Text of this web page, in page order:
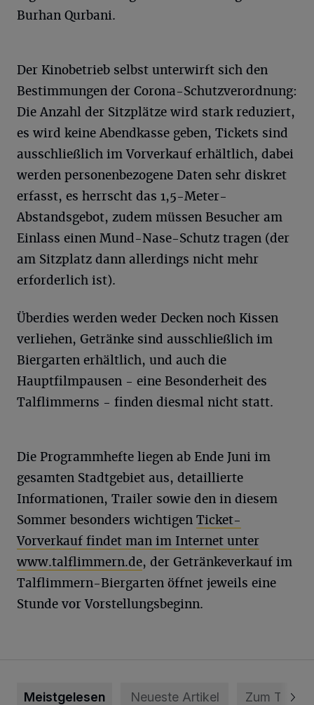
Burhan Qurbani.
Der Kinobetrieb selbst unterwirft sich den
Bestimmungen der Corona-Schutzverordnung:
Die Anzahl der Sitzplätze wird stark reduziert,
es wird keine Abendkasse geben, Tickets sind
ausschließlich im Vorverkauf erhältlich, dabei
werden personenbezogene Daten sehr diskret
erfasst, es herrscht das 1,5-Meter-
Abstandsgebot, zudem müssen Besucher am
Einlass einen Mund-Nase-Schutz tragen (der
am Sitzplatz dann allerdings nicht mehr
erforderlich ist).
Überdies werden weder Decken noch Kissen
verliehen, Getränke sind ausschließlich im
Biergarten erhältlich, und auch die
Hauptfilmpausen - eine Besonderheit des
Talflimmerns - finden diesmal nicht statt.
Die Programmhefte liegen ab Ende Juni im
gesamten Stadtgebiet aus, detaillierte
Informationen, Trailer sowie den in diesem
Sommer besonders wichtigen Ticket-
Vorverkauf findet man im Internet unter
www.talflimmern.de, der Getränkeverkauf im
Talflimmern-Biergarten öffnet jeweils eine
Stunde vor Vorstellungsbeginn.
Meistgelesen Neueste Artikel Zum Thema